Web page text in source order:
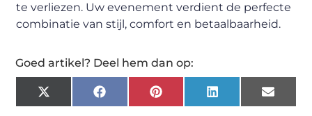
te verliezen. Uw evenement verdient de perfecte
combinatie van stijl, comfort en betaalbaarheid.
Goed artikel? Deel hem dan op:
X
(Twitter)
FacebookPinterestLinkedIn Email